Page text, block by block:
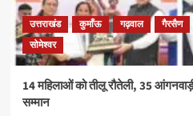
उत्तराखंड कुमाँऊ गढ़वाल गैरसैण
सोमेश्वर
14 महिलाओं को तीलू रौतेली, 35
सम्मान